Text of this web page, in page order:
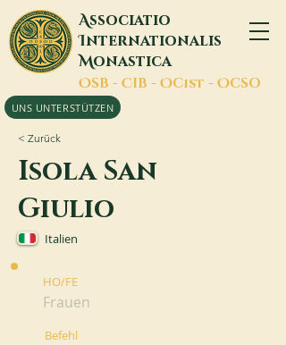
Associatio
Internationalis
Monastica
OSB - CIB - OCist - OCSO
UNS UNTERSTÜTZEN
< Zurück
Isola San
Giulio
Italien
HO/FE
Frauen
Befehl